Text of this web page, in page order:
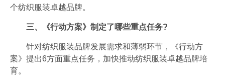
个纺织服装卓越品牌。
三、《行动方案》制定了哪些重点任务?
针对纺织服装品牌发展需求和薄弱环节，《行动方
案》提出6方面重点任务，加快推动纺织服装卓越品牌培
育。